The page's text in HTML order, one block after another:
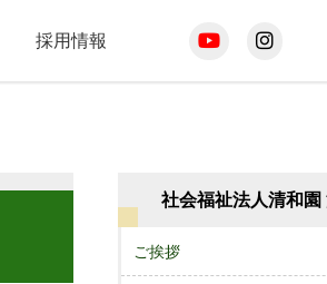
採用情報
社会福祉法人清和園
ご挨拶